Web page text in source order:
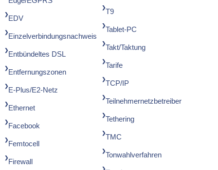
EDV
Einzelverbindungsnachweis
Entbündeltes DSL
Entfernungszonen
E-Plus/E2-Netz
Ethernet
Facebook
Femtocell
Firewall
T9
Tablet-PC
Takt/Taktung
Tarife
TCP/IP
Teilnehmernetzbetreiber
Tethering
TMC
Tonwahlverfahren